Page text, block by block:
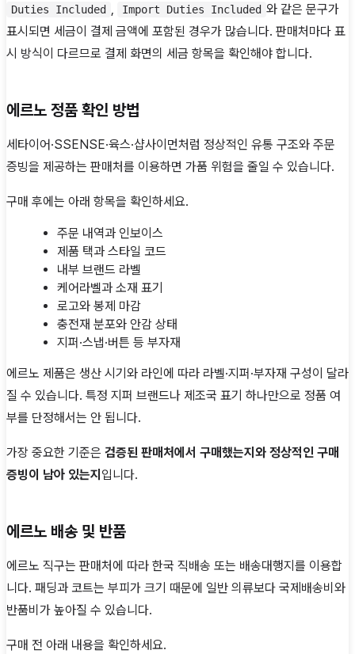
Duties Included , Import Duties Included 와 같은 문구가
표시되면 세금이 결제 금액에 포함된 경우가 많습니다. 판매처마다 표
시 방식이 다르므로 결제 화면의 세금 항목을 확인해야 합니다.
에르노 정품 확인 방법
세타이어·SSENSE·육스·샵사이먼처럼 정상적인 유통 구조와 주문
증빙을 제공하는 판매처를 이용하면 가품 위험을 줄일 수 있습니다.
구매 후에는 아래 항목을 확인하세요.
주문 내역과 인보이스
제품 택과 스타일 코드
내부 브랜드 라벨
케어라벨과 소재 표기
로고와 봉제 마감
충전재 분포와 안감 상태
지퍼·스냅·버튼 등 부자재
에르노 제품은 생산 시기와 라인에 따라 라벨·지퍼·부자재 구성이 달라
질 수 있습니다. 특정 지퍼 브랜드나 제조국 표기 하나만으로 정품 여
부를 단정해서는 안 됩니다.
가장 중요한 기준은 검증된 판매처에서 구매했는지와 정상적인 구매
증빙이 남아 있는지 입니다.
에르노 배송 및 반품
에르노 직구는 판매처에 따라 한국 직배송 또는 배송대행지를 이용합
니다. 패딩과 코트는 부피가 크기 때문에 일반 의류보다 국제배송비와
반품비가 높아질 수 있습니다.
구매 전 아래 내용을 확인하세요.